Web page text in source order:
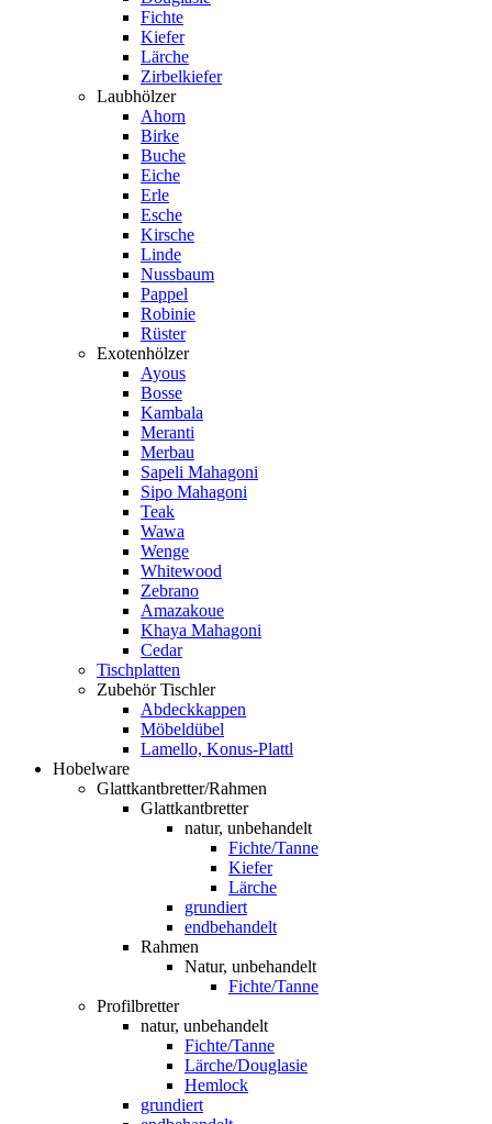
Fichte
Kiefer
Lärche
Zirbelkiefer
Laubhölzer
Ahorn
Birke
Buche
Eiche
Erle
Esche
Kirsche
Linde
Nussbaum
Pappel
Robinie
Rüster
Exotenhölzer
Ayous
Bosse
Kambala
Meranti
Merbau
Sapeli Mahagoni
Sipo Mahagoni
Teak
Wawa
Wenge
Whitewood
Zebrano
Amazakoue
Khaya Mahagoni
Cedar
Tischplatten
Zubehör Tischler
Abdeckkappen
Möbeldübel
Lamello, Konus-Plattl
Hobelware
Glattkantbretter/Rahmen
Glattkantbretter
natur, unbehandelt
Fichte/Tanne
Kiefer
Lärche
grundiert
endbehandelt
Rahmen
Natur, unbehandelt
Fichte/Tanne
Profilbretter
natur, unbehandelt
Fichte/Tanne
Lärche/Douglasie
Hemlock
grundiert